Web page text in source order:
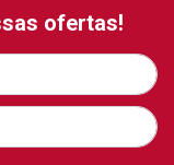
ofertas!